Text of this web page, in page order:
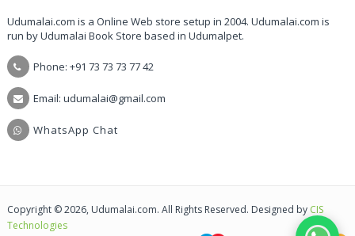
Udumalai.com is a Online Web store setup in 2004. Udumalai.com is
run by Udumalai Book Store based in Udumalpet.
Phone: +91 73 73 73 77 42
Email: udumalai@gmail.com
WhatsApp Chat
Copyright © 2026, Udumalai.com. All Rights Reserved. Designed by CIS
Technologies